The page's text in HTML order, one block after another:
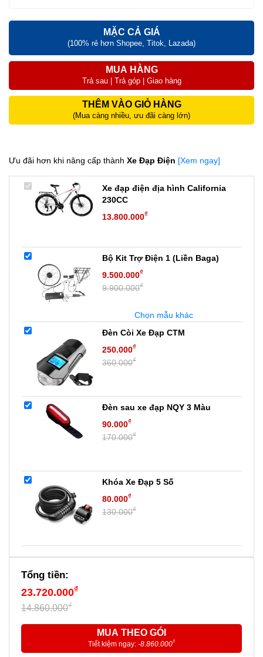
MẶC CẢ GIÁ
(100% rẻ hơn Shopee, Titok, Lazada)
MUA HÀNG
Trả sau | Trả góp | Giao hàng
THÊM VÀO GIỎ HÀNG
(Mua càng nhiều, ưu đãi càng lớn)
Ưu đãi hơn khi nâng cấp thành Xe Đạp Điện [Xem ngay]
Xe đạp điện địa hình California
230CC
13.800.000₫
Bộ Kit Trợ Điện 1 (Liền Baga)
9.500.000₫
9.900.000₫
Chọn mẫu khác
Đèn Còi Xe Đạp CTM
250.000₫
360.000₫
Đèn sau xe đạp NQY 3 Màu
90.000₫
170.000₫
Khóa Xe Đạp 5 Số
80.000₫
130.000₫
Tổng tiền:
23.720.000₫
14.860.000₫
MUA THEO GÓI
Tiết kiệm ngay: -8.860.000₫